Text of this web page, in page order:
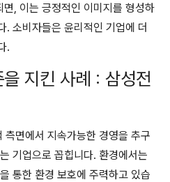
, 이는 긍정적인 이미지를 형성하
. 소비자들은 윤리적인 기업에 더
.
지킨 사례 : 삼성전
측면에서 지속가능한 경영을 추구
기업으로 꼽힙니다. 환경에서는
통한 환경 보호에 주력하고 있습